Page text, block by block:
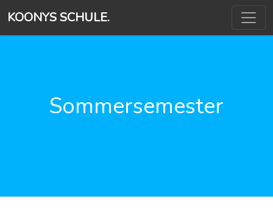
KOONYS SCHULE.
Sommersemester